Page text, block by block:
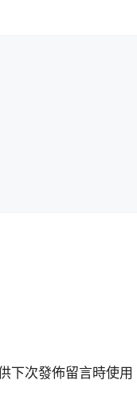
下次發佈留言時使用